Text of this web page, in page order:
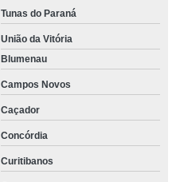
Tunas do Paraná
União da Vitória
Blumenau
Campos Novos
Caçador
Concórdia
Curitibanos